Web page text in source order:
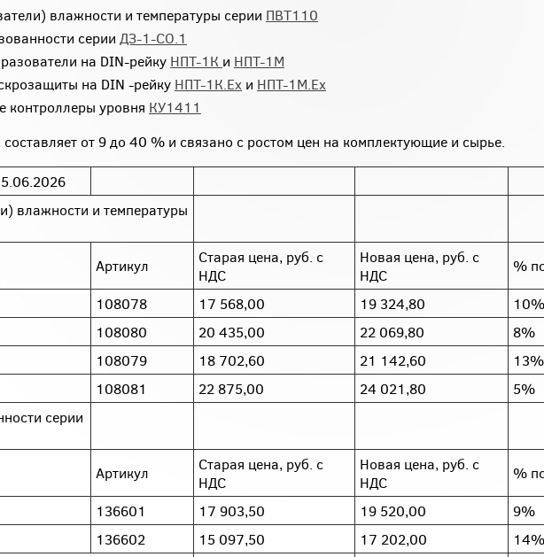
влажности и температуры серии ПВТ110
серии ДЗ-1-СО.1
на DIN-рейку НПТ-1К и НПТ-1М
на DIN -рейку НПТ-1К.Ех и НПТ-1М.Ех
контроллеры уровня КУ1411
от 9 до 40 % и связано с ростом цен на комплектующие и сырье.
влажности и температуры
Артикул
Старая цена, руб. с
НДС
Новая цена, руб. с
НДС
%
108078 17 568,00 19 324,80
10%
108080 20 435,00 22 069,80
8%
108079 18 702,60 21 142,60
13%
108081 22 875,00 24 021,80
5%
серии
Артикул
Старая цена, руб. с
НДС
Новая цена, руб. с
НДС
%
136601 17 903,50 19 520,00
9%
136602 15 097,50 17 202,00
14%